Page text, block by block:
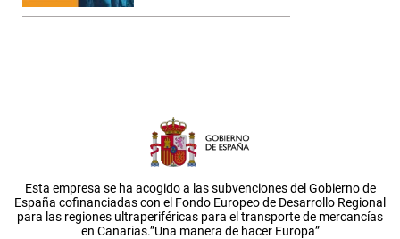
Esta empresa se ha acogido a las subvenciones del Gobierno de
España cofinanciadas con el Fondo Europeo de Desarrollo Regional
para las regiones ultraperiféricas para el transporte de mercancías
en Canarias.”Una manera de hacer Europa”